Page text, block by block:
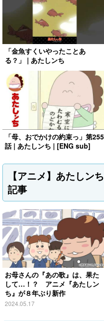
「金魚すくいやったことあ
る？」 | あたしンち
「母、おでかけの約束っ」第255
話 | あたしンち | [ENG sub]
【アニメ】あたしン
記事
お母さんの『あの歌』は、果た
して…！？ アニメ『あたしン
ち』が８年ぶり新作
2024.05.17